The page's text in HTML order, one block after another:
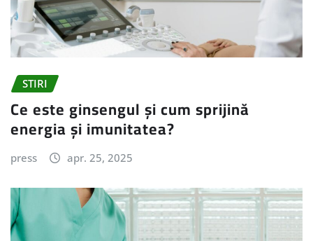
STIRI
Ce este ginsengul și cum sprijină
energia și imunitatea?
press apr. 25, 2025